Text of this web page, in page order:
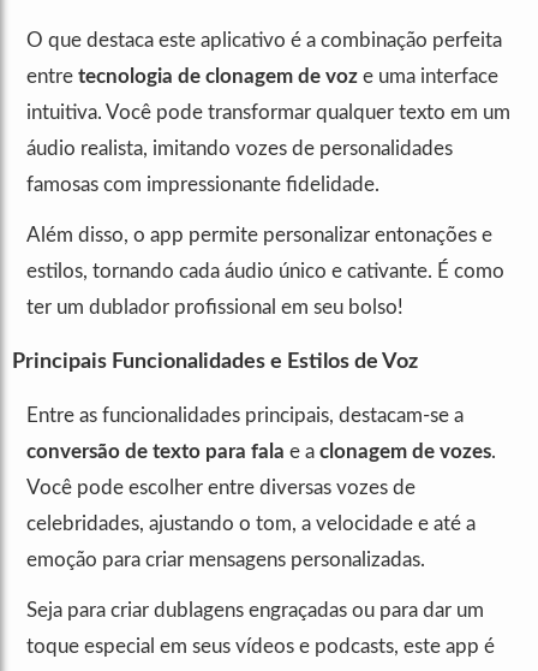
O que destaca este aplicativo é a combinação perfeita
entre tecnologia de clonagem de voz e uma interface
intuitiva. Você pode transformar qualquer texto em um
áudio realista, imitando vozes de personalidades
famosas com impressionante fidelidade.
Além disso, o app permite personalizar entonações e
estilos, tornando cada áudio único e cativante. É como
ter um dublador profissional em seu bolso!
Principais Funcionalidades e Estilos de Voz
Entre as funcionalidades principais, destacam-se a
conversão de texto para fala e a clonagem de vozes.
Você pode escolher entre diversas vozes de
celebridades, ajustando o tom, a velocidade e até a
emoção para criar mensagens personalizadas.
Seja para criar dublagens engraçadas ou para dar um
toque especial em seus vídeos e podcasts, este app é